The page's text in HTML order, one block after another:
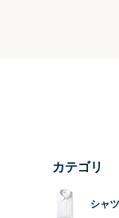
カテゴリ
シャツ